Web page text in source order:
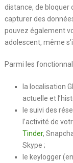
distance, de bloquer
capturer des
pouvez également
adolescent, même
Parmi les
la localisation
actuelle et
le suivi des
l’activité de
Tinder,
Skype ;
le keylogger